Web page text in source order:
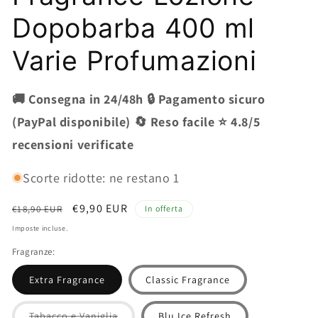
modale
Dopobarba 400 ml
Varie Profumazioni
🚚 Consegna in 24/48h 🔒 Pagamento sicuro
(PayPal disponibile) 🔄 Reso facile ⭐ 4.8/5
recensioni verificate
Scorte ridotte: ne restano 1
Prezzo
di
€18,90 EUR
Prezzo
€9,90 EUR In offerta
Imposte incluse.
Fragranze:
Extra Fragrance Classic Fragrance
Variante